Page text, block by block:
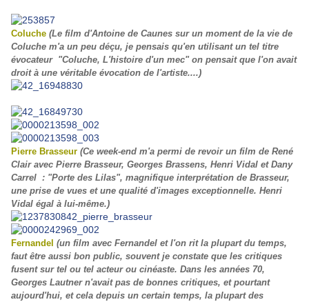
Coluche (Le film d'Antoine de Caunes sur un moment de la vie de
Coluche m'a un peu déçu, je pensais qu'en utilisant un tel titre
évocateur "Coluche, L'histoire d'un mec" on pensait que l'on avait
droit à une véritable évocation de l'artiste....)
Pierre Brasseur (Ce week-end m'a permi de revoir un film de René
Clair avec Pierre Brasseur, Georges Brassens, Henri Vidal et Dany
Carrel : "Porte des Lilas", magnifique interprétation de Brasseur,
une prise de vues et une qualité d'images exceptionnelle. Henri
Vidal égal à lui-même.)
Fernandel (un film avec Fernandel et l'on rit la plupart du temps,
faut être aussi bon public, souvent je constate que les critiques
fusent sur tel ou tel acteur ou cinéaste. Dans les années 70,
Georges Lautner n'avait pas de bonnes critiques, et pourtant
aujourd'hui, et cela depuis un certain temps, la plupart des